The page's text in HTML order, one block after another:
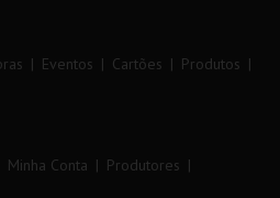
Eventos Cartões
Produtos
Minha Conta
Produtores